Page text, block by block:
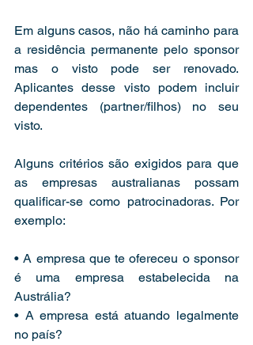
Em alguns casos, não há caminho para
a residência permanente pelo sponsor
mas o visto pode ser renovado.
Aplicantes desse visto podem incluir
dependentes (partner/filhos) no seu
visto.
Alguns critérios são exigidos para que
as empresas australianas possam
qualificar-se como patrocinadoras. Por
exemplo:
• A empresa que te ofereceu o sponsor
é uma empresa estabelecida na
Austrália?
• A empresa está atuando legalmente
no país?